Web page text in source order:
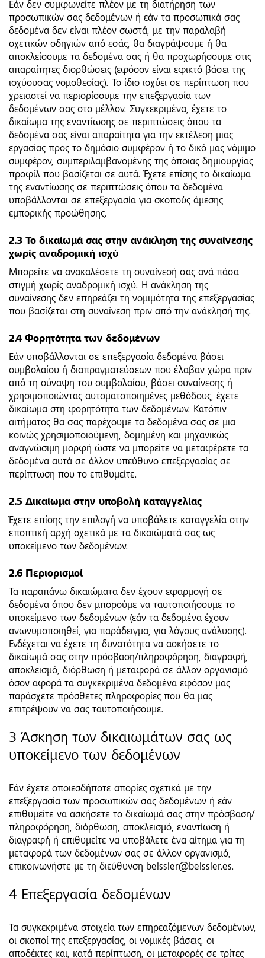
Εάν δεν συμφωνείτε πλέον με τη διατήρηση των
προσωπικών σας δεδομένων ή εάν τα προσωπικά σας
δεδομένα δεν είναι πλέον σωστά, με την παραλαβή
σχετικών οδηγιών από εσάς, θα διαγράψουμε ή θα
αποκλείσουμε τα δεδομένα σας ή θα προχωρήσουμε στις
απαραίτητες διορθώσεις (εφόσον είναι εφικτό βάσει της
ισχύουσας νομοθεσίας). Το ίδιο ισχύει σε περίπτωση που
χρειαστεί να περιορίσουμε την επεξεργασία των
δεδομένων σας στο μέλλον. Συγκεκριμένα, έχετε το
δικαίωμα της εναντίωσης σε περιπτώσεις όπου τα
δεδομένα σας είναι απαραίτητα για την εκτέλεση μιας
εργασίας προς το δημόσιο συμφέρον ή το δικό μας νόμιμο
συμφέρον, συμπεριλαμβανομένης της όποιας δημιουργίας
προφίλ που βασίζεται σε αυτά. Έχετε επίσης το δικαίωμα
της εναντίωσης σε περιπτώσεις όπου τα δεδομένα
υποβάλλονται σε επεξεργασία για σκοπούς άμεσης
εμπορικής προώθησης.
2.3 Το δικαίωμά σας στην ανάκληση της συναίνεσης
χωρίς αναδρομική ισχύ
Μπορείτε να ανακαλέσετε τη συναίνεσή σας ανά πάσα
στιγμή χωρίς αναδρομική ισχύ. Η ανάκληση της
συναίνεσης δεν επηρεάζει τη νομιμότητα της επεξεργασίας
που βασίζεται στη συναίνεση πριν από την ανάκλησή της.
2.4 Φορητότητα των δεδομένων
Εάν υποβάλλονται σε επεξεργασία δεδομένα βάσει
συμβολαίου ή διαπραγματεύσεων που έλαβαν χώρα πριν
από τη σύναψη του συμβολαίου, βάσει συναίνεσης ή
χρησιμοποιώντας αυτοματοποιημένες μεθόδους, έχετε
δικαίωμα στη φορητότητα των δεδομένων. Κατόπιν
αιτήματος θα σας παρέχουμε τα δεδομένα σας σε μια
κοινώς χρησιμοποιούμενη, δομημένη και μηχανικώς
αναγνώσιμη μορφή ώστε να μπορείτε να μεταφέρετε τα
δεδομένα αυτά σε άλλον υπεύθυνο επεξεργασίας σε
περίπτωση που το επιθυμείτε.
2.5 Δικαίωμα στην υποβολή καταγγελίας
Έχετε επίσης την επιλογή να υποβάλετε καταγγελία στην
εποπτική αρχή σχετικά με τα δικαιώματά σας ως
υποκείμενο των δεδομένων.
2.6 Περιορισμοί
Τα παραπάνω δικαιώματα δεν έχουν εφαρμογή σε
δεδομένα όπου δεν μπορούμε να ταυτοποιήσουμε το
υποκείμενο των δεδομένων (εάν τα δεδομένα έχουν
ανωνυμοποιηθεί, για παράδειγμα, για λόγους ανάλυσης).
Ενδέχεται να έχετε τη δυνατότητα να ασκήσετε το
δικαίωμά σας στην πρόσβαση/πληροφόρηση, διαγραφή,
αποκλεισμό, διόρθωση ή μεταφορά σε άλλον οργανισμό
όσον αφορά τα συγκεκριμένα δεδομένα εφόσον μας
παράσχετε πρόσθετες πληροφορίες που θα μας
επιτρέψουν να σας ταυτοποιήσουμε.
3 Άσκηση των δικαιωμάτων σας ως
υποκείμενο των δεδομένων
Εάν έχετε οποιεσδήποτε απορίες σχετικά με την
επεξεργασία των προσωπικών σας δεδομένων ή εάν
επιθυμείτε να ασκήσετε το δικαίωμά σας στην πρόσβαση/
πληροφόρηση, διόρθωση, αποκλεισμό, εναντίωση ή
διαγραφή ή επιθυμείτε να υποβάλετε ένα αίτημα για τη
μεταφορά των δεδομένων σας σε άλλον οργανισμό,
επικοινωνήστε με τη διεύθυνση beissier@beissier.es.
4 Επεξεργασία δεδομένων
Τα συγκεκριμένα στοιχεία των επηρεαζόμενων δεδομένων,
οι σκοποί της επεξεργασίας, οι νομικές βάσεις, οι
αποδέκτες και, κατά περίπτωση, οι μεταφορές σε τρίτες